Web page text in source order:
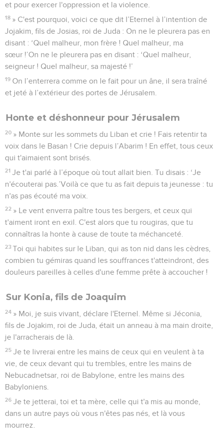
et pour exercer l'oppression et la violence.
18 » C'est pourquoi, voici ce que dit l’Eternel à l’intention de
Jojakim, fils de Josias, roi de Juda : On ne le pleurera pas en
disant : ‘Quel malheur, mon frère ! Quel malheur, ma
sœur !’On ne le pleurera pas en disant : ‘Quel malheur,
seigneur ! Quel malheur, sa majesté !’
19 On l’enterrera comme on le fait pour un âne, il sera traîné
et jeté à l’extérieur des portes de Jérusalem.
Honte et déshonneur pour Jérusalem
20 » Monte sur les sommets du Liban et crie ! Fais retentir ta
voix dans le Basan ! Crie depuis l’Abarim ! En effet, tous ceux
qui t'aimaient sont brisés.
21 Je t'ai parlé à l’époque où tout allait bien. Tu disais : ‘Je
n'écouterai pas.’Voilà ce que tu as fait depuis ta jeunesse : tu
n'as pas écouté ma voix.
22 » Le vent enverra paître tous tes bergers, et ceux qui
t'aiment iront en exil. C'est alors que tu rougiras, que tu
connaîtras la honte à cause de toute ta méchanceté.
23 Toi qui habites sur le Liban, qui as ton nid dans les cèdres,
combien tu gémiras quand les souffrances t'atteindront, des
douleurs pareilles à celles d'une femme prête à accoucher !
Sur Konia, fils de Joaquim
24 » Moi, je suis vivant, déclare l'Eternel. Même si Jéconia,
fils de Jojakim, roi de Juda, était un anneau à ma main droite,
je l'arracherais de là.
25 Je te livrerai entre les mains de ceux qui en veulent à ta
vie, de ceux devant qui tu trembles, entre les mains de
Nebucadnetsar, roi de Babylone, entre les mains des
Babyloniens.
26 Je te jetterai, toi et ta mère, celle qui t'a mis au monde,
dans un autre pays où vous n'êtes pas nés, et là vous
mourrez.